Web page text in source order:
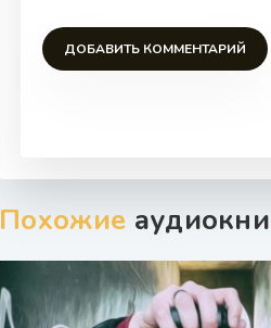
ДОБАВИТЬ КОММЕНТАРИЙ
Похожие